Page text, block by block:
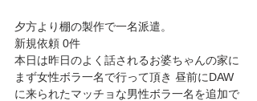
夕方より棚の製作で一名派遣。
新規依頼 0件
本日は昨日のよく話されるお婆ちゃんの家に
まず女性ボラ一名で行って頂き 昼前にDAW
に来られたマッチョな男性ボラ一名を追加で